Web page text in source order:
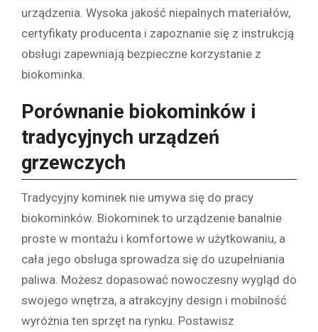
urządzenia. Wysoka jakość niepalnych materiałów,
certyfikaty producenta i zapoznanie się z instrukcją
obsługi zapewniają bezpieczne korzystanie z
biokominka.
Porównanie biokominków i
tradycyjnych urządzeń
grzewczych
Tradycyjny kominek nie umywa się do pracy
biokominków. Biokominek to urządzenie banalnie
proste w montażu i komfortowe w użytkowaniu, a
cała jego obsługa sprowadza się do uzupełniania
paliwa. Możesz dopasować nowoczesny wygląd do
swojego wnętrza, a atrakcyjny design i mobilność
wyróżnia ten sprzęt na rynku. Postawisz